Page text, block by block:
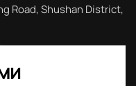
Road, Shushan District,